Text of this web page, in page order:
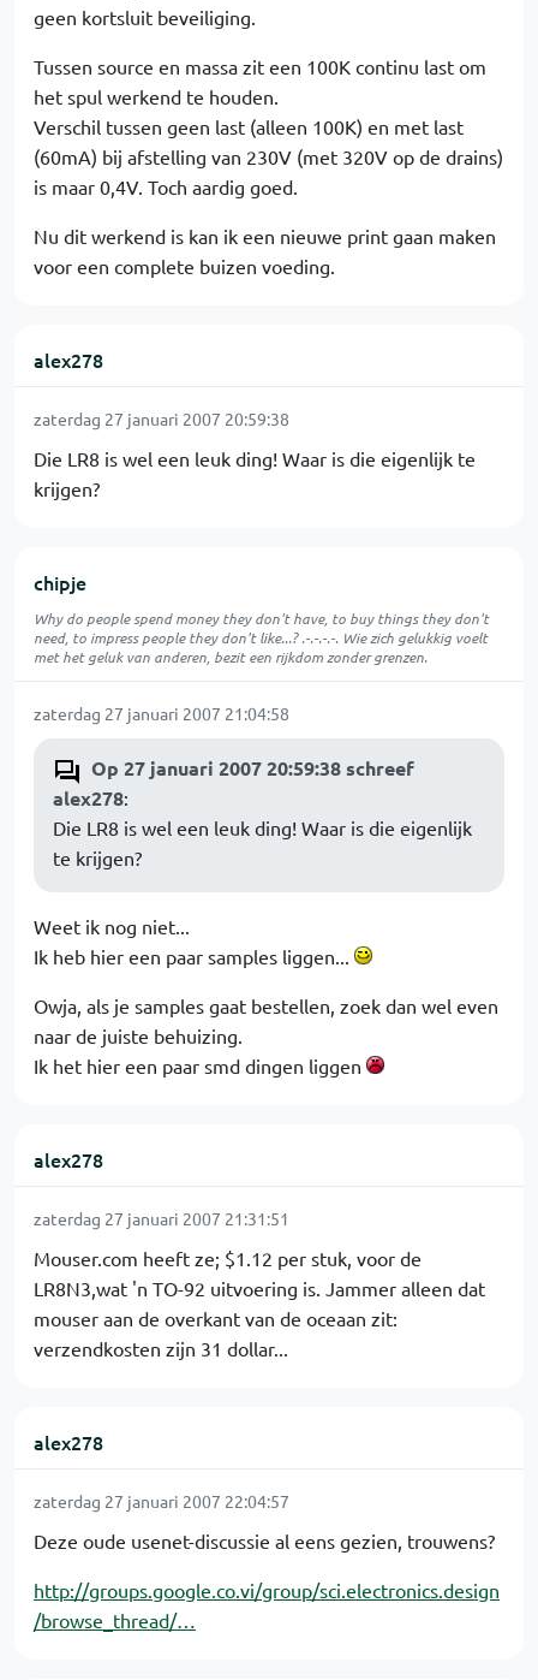
geen kortsluit beveiliging.
Tussen source en massa zit een 100K continu last om
het spul werkend te houden.
Verschil tussen geen last (alleen 100K) en met last
(60mA) bij afstelling van 230V (met 320V op de drains)
is maar 0,4V. Toch aardig goed.
Nu dit werkend is kan ik een nieuwe print gaan maken
voor een complete buizen voeding.
alex278
zaterdag 27 januari 2007 20:59:38
Die LR8 is wel een leuk ding! Waar is die eigenlijk te
krijgen?
chipje
Why do people spend money they don't have, to buy things they don't
need, to impress people they don't like...? .-.-.-.-. Wie zich gelukkig voelt
met het geluk van anderen, bezit een rijkdom zonder grenzen.
zaterdag 27 januari 2007 21:04:58
Op 27 januari 2007 20:59:38 schreef
alex278:
Die LR8 is wel een leuk ding! Waar is die eigenlijk
te krijgen?
Weet ik nog niet...
Ik heb hier een paar samples liggen...
Owja, als je samples gaat bestellen, zoek dan wel even
naar de juiste behuizing.
Ik het hier een paar smd dingen liggen
alex278
zaterdag 27 januari 2007 21:31:51
Mouser.com heeft ze; $1.12 per stuk, voor de
LR8N3,wat 'n TO-92 uitvoering is. Jammer alleen dat
mouser aan de overkant van de oceaan zit:
verzendkosten zijn 31 dollar...
alex278
zaterdag 27 januari 2007 22:04:57
Deze oude usenet-discussie al eens gezien, trouwens?
http://groups.google.co.vi/group/sci.electronics.design
/browse_thread/…